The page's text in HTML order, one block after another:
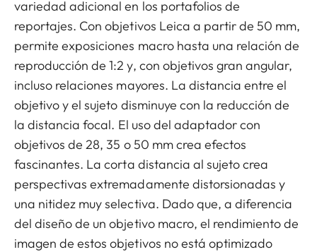
variedad adicional en los portafolios de
reportajes. Con objetivos Leica a partir de 50 mm,
permite exposiciones macro hasta una relación de
reproducción de 1:2 y, con objetivos gran angular,
incluso relaciones mayores. La distancia entre el
objetivo y el sujeto disminuye con la reducción de
la distancia focal. El uso del adaptador con
objetivos de 28, 35 o 50 mm crea efectos
fascinantes. La corta distancia al sujeto crea
perspectivas extremadamente distorsionadas y
una nitidez muy selectiva. Dado que, a diferencia
del diseño de un objetivo macro, el rendimiento de
imagen de estos objetivos no está optimizado